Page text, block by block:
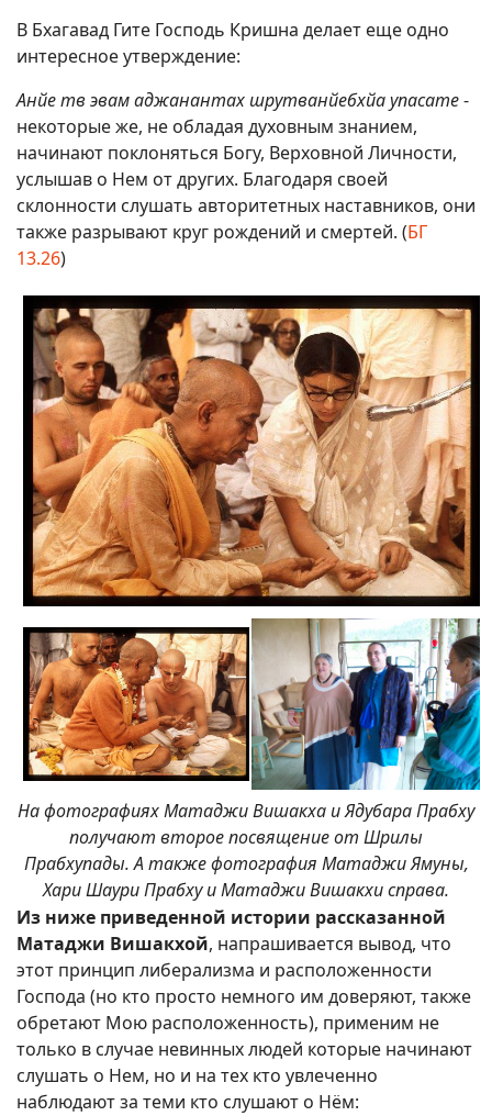
В Бхагавад Гите Господь Кришна делает еще одно
интересное утверждение:
Анйе тв эвам аджанантах шрутванйебхйа упасате-
некоторые же, не обладая духовным знанием,
начинают поклоняться Богу, Верховной Личности,
услышав о Нем от других. Благодаря своей
склонности слушать авторитетных наставников, они
также разрывают круг рождений и смертей. (БГ
13.26)
На фотографиях Матаджи Вишакха и Ядубара Прабху
получают второе посвящение от Шрилы
Прабхупады. А также фотография Матаджи Ямуны,
Хари Шаури Прабху и Матаджи Вишакхи справа.
Из ниже приведенной истории рассказанной
Матаджи Вишакхой, напрашивается вывод, что
этот принцип либерализма и расположенности
Господа (но кто просто немного им доверяют, также
обретают Мою расположенность), применим не
только в случае невинных людей которые начинают
слушать о Нем, но и на тех кто увлеченно
наблюдают за теми кто слушают о Нём: